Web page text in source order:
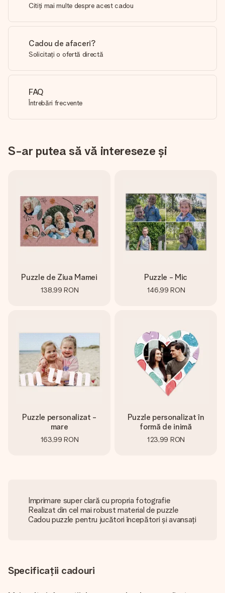
Citiți mai multe despre acest cadou
Cadou de afaceri?
Solicitați o ofertă directă
FAQ
Întrebări frecvente
S-ar putea să vă intereseze și
Puzzle de Ziua Mamei
138,99 RON
Puzzle - Mic
146,99 RON
Puzzle personalizat -
mare
163,99 RON
Puzzle personalizat în
formă de inimă
123,99 RON
Imprimare super clară cu propria fotografie
Realizat din cel mai robust material de puzzle
Cadou puzzle pentru jucători începători și avansați
Specificații cadouri